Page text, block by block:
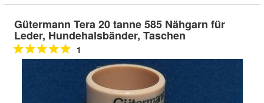
Gütermann Tera 20 tanne 585 Nähgarn für
Leder, Hundehalsbänder, Taschen
1